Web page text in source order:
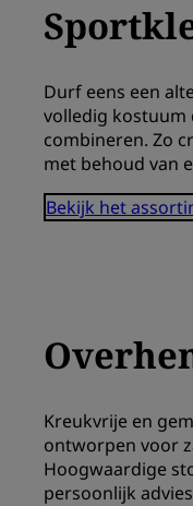
Durf eens een
volledig kostuum
combineren. Zo
met behoud van
Bekijk het
Kreukvrije en
ontworpen voor
Hoogwaardige
persoonlijk